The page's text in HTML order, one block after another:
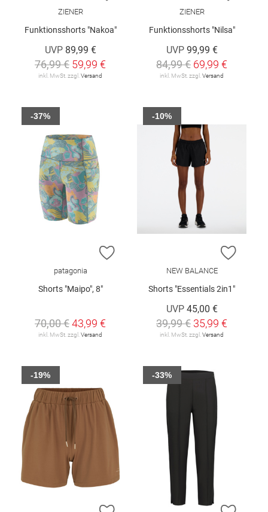
ZIENER
Funktionsshorts "Nakoa"
UVP 89,99 €
76,99 € 59,99 €
inkl. MwSt. zzgl.Versand
ZIENER
Funktionsshorts "Nilsa"
UVP 99,99 €
84,99 € 69,99 €
inkl. MwSt. zzgl.Versand
ZUR WUNSCHLISTE HINZUFÜGEN
patagonia
Shorts "Maipo", 8"
70,00 €43,99 €
inkl. MwSt. zzgl.Versand
-37%
ZUR
NEW BALANCE
Shorts "Essentials 2in1"
UVP 45,00 €
39,99 € 35,99 €
inkl. MwSt. zzgl.Versand
-10%
-19% -33%